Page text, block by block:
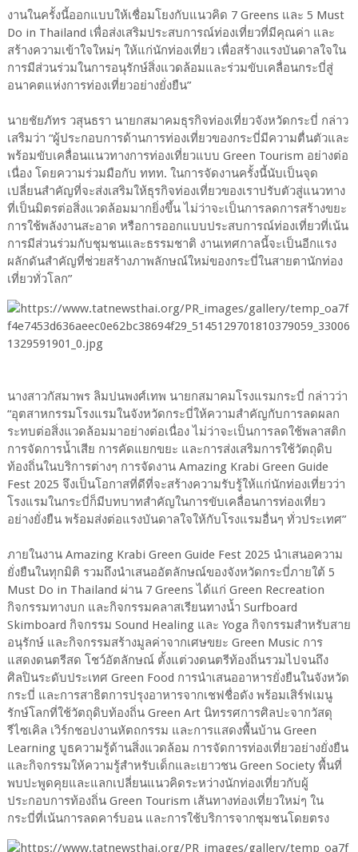
งานในครั้งนี้ออกแบบให้เชื่อมโยงกับแนวคิด 7 Greens และ 5 Must
Do in Thailand เพื่อส่งเสริมประสบการณ์ท่องเที่ยวที่มีคุณค่า และ
สร้างความเข้าใจใหม่ๆ ให้แก่นักท่องเที่ยว เพื่อสร้างแรงบันดาลใจใน
การมีส่วนร่วมในการอนุรักษ์สิ่งแวดล้อมและร่วมขับเคลื่อนกระบี่สู่
อนาคตแห่งการท่องเที่ยวอย่างยั่งยืน”
นายชัยภัทร วสุนธรา นายกสมาคมธุรกิจท่องเที่ยวจังหวัดกระบี่ กล่าว
เสริมว่า “ผู้ประกอบการด้านการท่องเที่ยวของกระบี่มีความตื่นตัวและ
พร้อมขับเคลื่อนแนวทางการท่องเที่ยวแบบ Green Tourism อย่างต่อ
เนื่อง โดยความร่วมมือกับ ททท. ในการจัดงานครั้งนี้นับเป็นจุด
เปลี่ยนสำคัญที่จะส่งเสริมให้ธุรกิจท่องเที่ยวของเราปรับตัวสู่แนวทาง
ที่เป็นมิตรต่อสิ่งแวดล้อมมากยิ่งขึ้น ไม่ว่าจะเป็นการลดการสร้างขยะ
การใช้พลังงานสะอาด หรือการออกแบบประสบการณ์ท่องเที่ยวที่เน้น
การมีส่วนร่วมกับชุมชนและธรรมชาติ งานเทศกาลนี้จะเป็นอีกแรง
ผลักดันสำคัญที่ช่วยสร้างภาพลักษณ์ใหม่ของกระบี่ในสายตานักท่อง
เที่ยวทั่วโลก”
นางสาวกัสมาพร ลิมปนพงศ์เทพ นายกสมาคมโรงแรมกระบี่ กล่าวว่า
“อุตสาหกรรมโรงแรมในจังหวัดกระบี่ให้ความสำคัญกับการลดผลก
ระทบต่อสิ่งแวดล้อมมาอย่างต่อเนื่อง ไม่ว่าจะเป็นการลดใช้พลาสติก
การจัดการน้ำเสีย การคัดแยกขยะ และการส่งเสริมการใช้วัตถุดิบ
ท้องถิ่นในบริการต่างๆ การจัดงาน Amazing Krabi Green Guide
Fest 2025 จึงเป็นโอกาสที่ดีที่จะสร้างความรับรู้ให้แก่นักท่องเที่ยวว่า
โรงแรมในกระบี่ก็มีบทบาทสำคัญในการขับเคลื่อนการท่องเที่ยว
อย่างยั่งยืน พร้อมส่งต่อแรงบันดาลใจให้กับโรงแรมอื่นๆ ทั่วประเทศ”
ภายในงาน Amazing Krabi Green Guide Fest 2025 นำเสนอความ
ยั่งยืนในทุกมิติ รวมถึงนำเสนออัตลักษณ์ของจังหวัดกระบี่ภายใต้ 5
Must Do in Thailand ผ่าน 7 Greens ได้แก่ Green Recreation
กิจกรรมทางบก และกิจกรรมคลาสเรียนทางน้ำ Surfboard
Skimboard กิจกรรม Sound Healing และ Yoga กิจกรรมสำหรับสาย
อนุรักษ์ และกิจกรรมสร้างมูลค่าจากเศษขยะ Green Music การ
แสดงดนตรีสด โชว์อัตลักษณ์ ตั้งแต่วงดนตรีท้องถิ่นรวมไปจนถึง
ศิลปินระดับประเทศ Green Food การนำเสนออาหารยั่งยืนในจังหวัด
กระบี่ และการสาธิตการปรุงอาหารจากเชฟชื่อดัง พร้อมเสิร์ฟเมนู
รักษ์โลกที่ใช้วัตถุดิบท้องถิ่น Green Art นิทรรศการศิลปะจากวัสดุ
รีไซเคิล เวิร์กชอปงานหัตถกรรม และการแสดงพื้นบ้าน Green
Learning บูธความรู้ด้านสิ่งแวดล้อม การจัดการท่องเที่ยวอย่างยั่งยืน
และกิจกรรมให้ความรู้สำหรับเด็กและเยาวชน Green Society พื้นที่
พบปะพูดคุยและแลกเปลี่ยนแนวคิดระหว่างนักท่องเที่ยวกับผู้
ประกอบการท้องถิ่น Green Tourism เส้นทางท่องเที่ยวใหม่ๆ ใน
กระบี่ที่เน้นการลดคาร์บอน และการใช้บริการจากชุมชนโดยตรง